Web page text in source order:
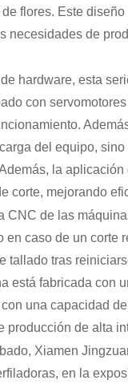
flores. Este
necesidades de
hardware, esta
con
del equipo,
la
corte, mejorando
CNC de las
en caso de un corte
tallado tras
está fabricada con
una capacidad
producción de alta
Xiamen
en la